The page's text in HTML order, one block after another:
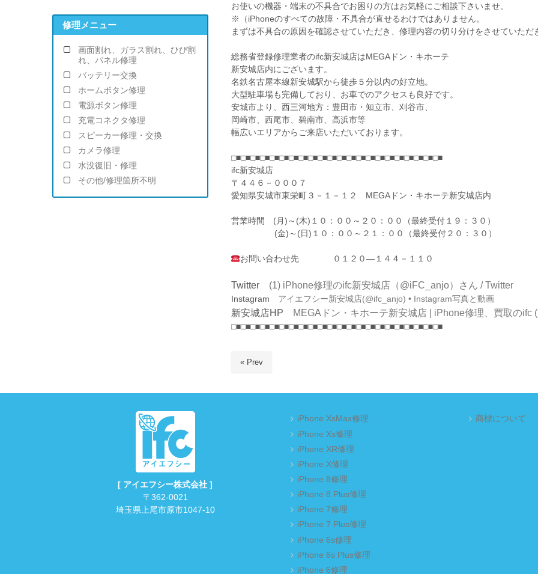
お使いの機器・端末の不具合でお困りの方はお気軽にご相談下さいませ。
※（iPhoneのすべての故障・不具合が直せるわけではありません。
まずは不具合の原因を確認させていただき、修理内容の切り分けをさせていただ
総務省登録修理業者のifc新安城店はMEGAドン・キホーテ
新安城店内にございます。
名鉄名古屋本線新安城駅から徒歩５分以内の好立地。
大型駐車場も完備しており、お車でのアクセスも良好です。
安城市より、西三河地方：豊田市・知立市、刈谷市、
岡崎市、西尾市、碧南市、高浜市等
幅広いエリアからご来店いただいております。
□■□■□■□■□■□■□■□■□■□■□■□■□■□■□■□■□■□■□■□■□■□■
ifc新安城店
〒４４６－０００７
愛知県安城市東栄町３－１－１２ MEGAドン・キホーテ新安城店内
営業時間 (月)～(木)１０：００～２０：００（最終受付１９：３０）
(金)～(日)１０：００～２１：００（最終受付２０：３０）
お問い合わせ先 ０１２０―１４４－１１０
Twitter (1) iPhone修理のifc新安城店（@iFC_anjo）さん / Twitter
Instagram アイエフシー新安城店(@ifc_anjo) • Instagram写真と動画
新安城店HP MEGAドン・キホーテ新安城店 | iPhone修理、買取のifc
□■□■□■□■□■□■□■□■□■□■□■□■□■□■□■□■□■□■□■□■□■□■
« Prev
修理メニュー
画面割れ、ガラス割れ、ひび割
れ、パネル修理
バッテリー交換
ホームボタン修理
電源ボタン修理
充電コネクタ修理
スピーカー修理・交換
カメラ修理
水没復旧・修理
その他/修理箇所不明
[ アイエフシー株式会社 ]
〒362-0021
埼玉県上尾市原市1047-10
iPhone XsMax修理
iPhone Xs修理
iPhone XR修理
iPhone X修理
iPhone 8修理
iPhone 8 Plus修理
iPhone 7修理
iPhone 7 Plus修理
iPhone 6s修理
iPhone 6s Plus修理
iPhone 6修理
商標について